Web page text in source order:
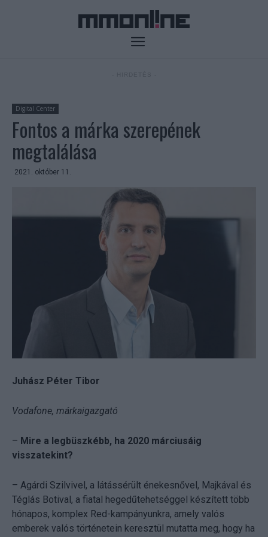
Digital Center
Fontos a márka szerepének
megtalálása
2021. október 11.
Juhász Péter Tibor
Vodafone, márkaigazgató
– Mire a legbüszkébb, ha 2020 márciusáig
visszatekint?
– Agárdi Szilvivel, a látássérült énekesnővel, Majkával és
Téglás Botival, a fiatal hegedűtehetséggel készített több
hónapos, komplex Red-kampányunkra, amely valós
emberek valós történetein keresztül mutatta meg, hogy ha